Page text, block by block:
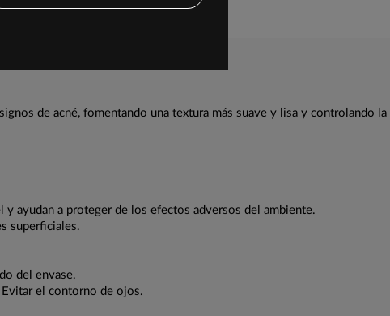
de acné, fomentando una textura más suave y lisa y controlando la
y ayudan a proteger de los efectos adversos del ambiente.
superficiales.
del envase.
el contorno de ojos.